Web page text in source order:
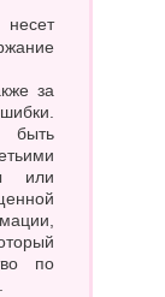
за
быть
или
по